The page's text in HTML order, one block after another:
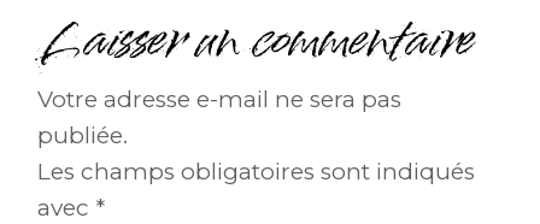
Laisser un commentaire
Votre adresse e-mail ne sera pas
publiée.
Les champs obligatoires sont indiqués
avec *